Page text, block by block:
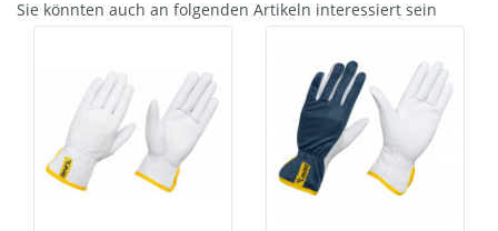
Sie könnten auch an folgenden Artikeln interessiert sein